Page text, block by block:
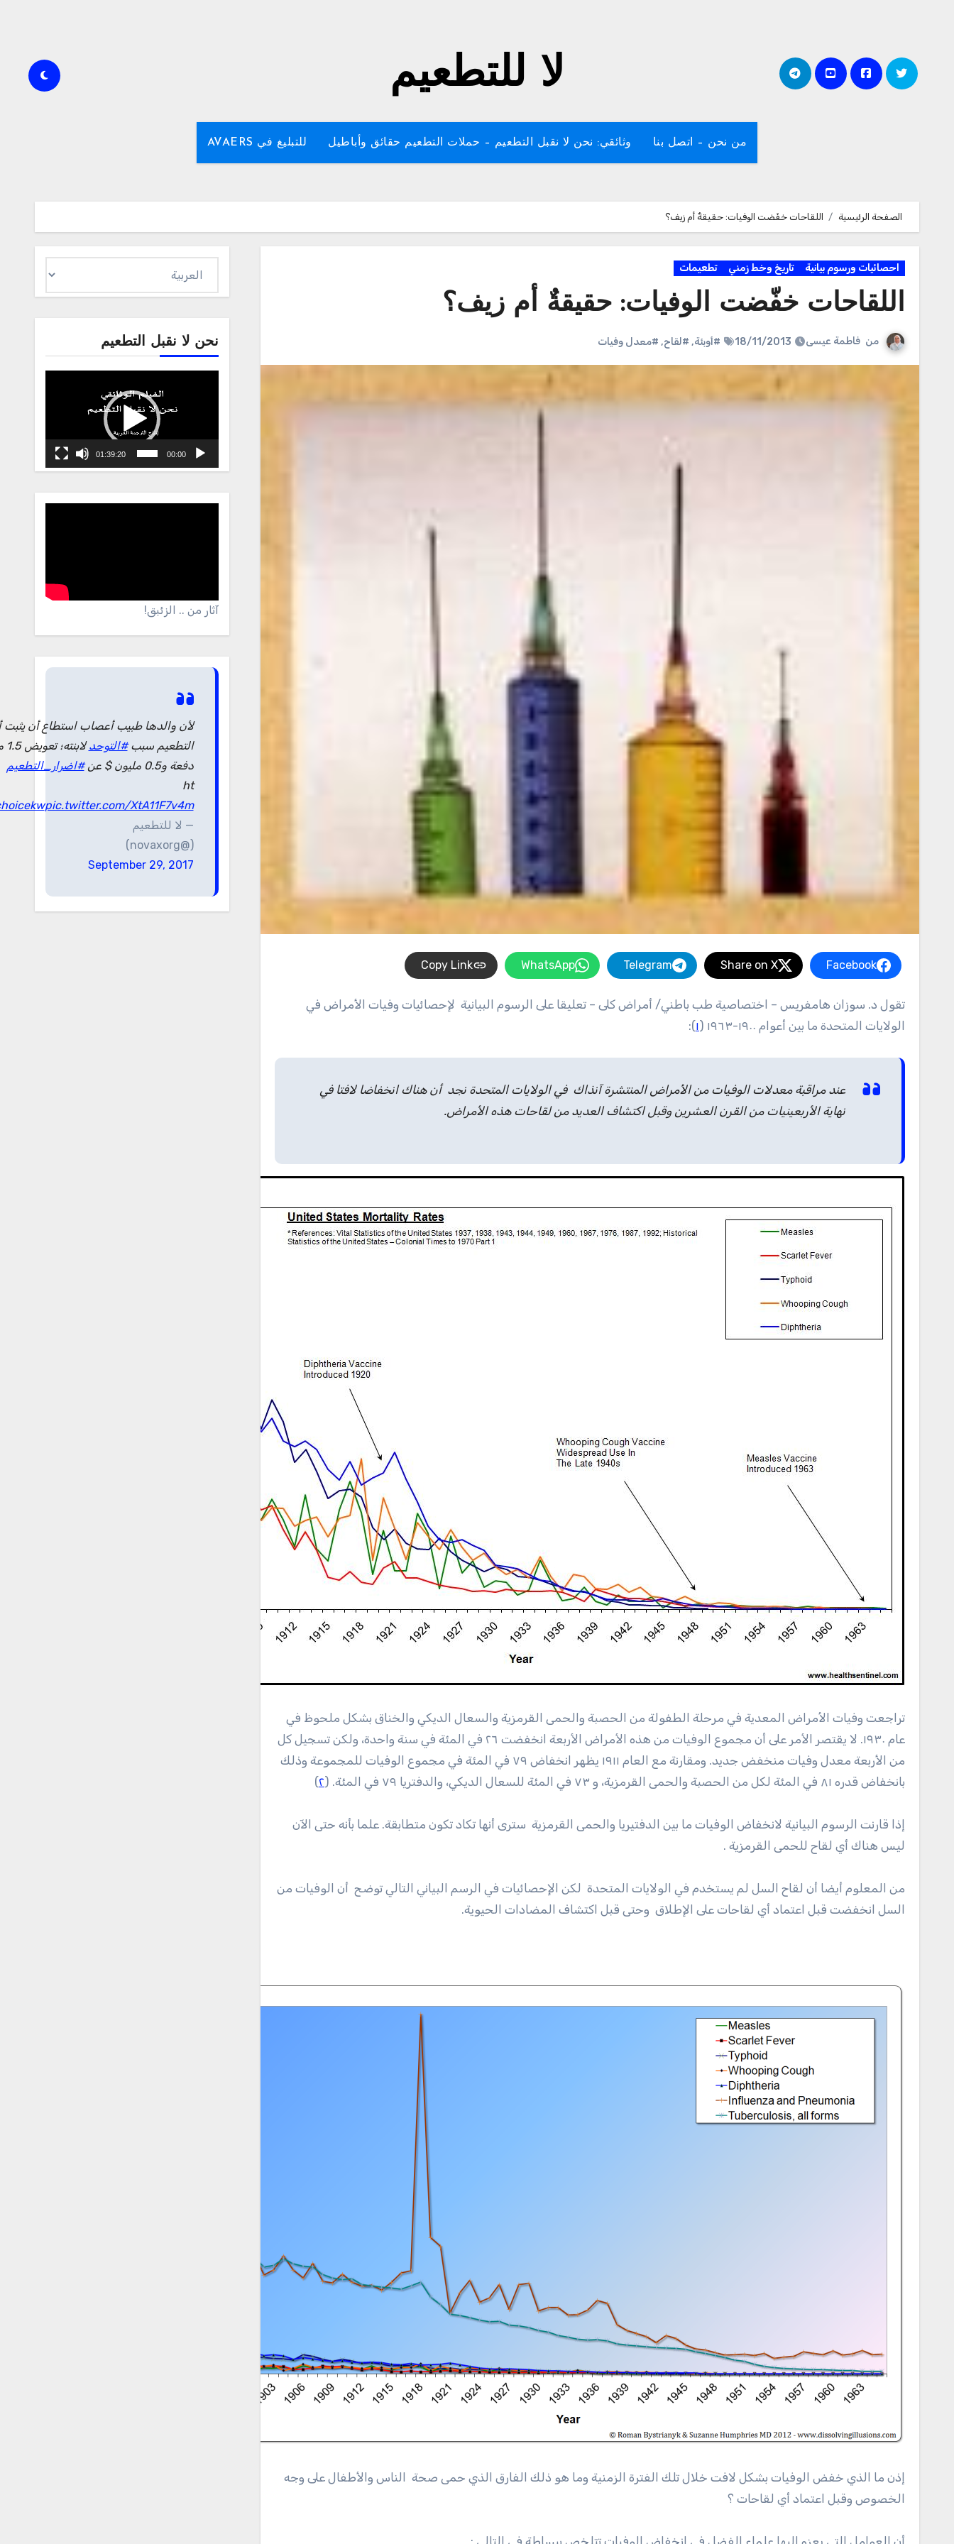
لا للتطعيم
من نحن – اتصل بنا وثائقي: نحن لا نقبل التطعيم – حملات التطعيم حقائق وأباطيل للتبليغ في AVAERS
الصفحة الرئيسية اللقاحات خفّضت الوفيات: حقيقةٌ أم زيف؟
احصائيات ورسوم بيانية تاريخ وخط زمني تطعيمات
اللقاحات خفّضت الوفيات: حقيقةٌ أم زيف؟
من فاطمة عيسى 18/11/2013 #أوبئة, #لقاح, #معدل وفيات
Facebook
Share on X
Telegram
WhatsApp
Copy Link
تقول د. سوزان هامفريس – اختصاصية طب باطني/ أمراض كلى – تعليقا على الرسوم البيانية لإحصائيات وفيات الأمراض في
الولايات المتحدة ما بين أعوام ١٩٠٠-١٩٦٣ (
١):
عند مراقبة معدلات الوفيات من الأمراض المنتشرة آنذاك في الولايات المتحدة نجد أن هناك انخفاضا لافتا في
نهاية الأربعينيات من القرن العشرين وقبل اكتشاف العديد من لقاحات هذه الأمراض.
تراجعت وفيات الأمراض المعدية في مرحلة الطفولة من الحصبة والحمى القرمزية والسعال الديكي والخناق بشكل ملحوظ في
عام ١٩٣٠. لا يقتصر الأمر على أن مجموع الوفيات من هذه الأمراض الأربعة انخفضت ٢٦ في المئة في سنة واحدة، ولكن تسجيل كل
من الأربعة معدل وفيات منخفض جديد. ومقارنة مع العام ١٩١١ يظهر انخفاض ٧٩ في المئة في مجموع الوفيات للمجموعة وذلك
بانخفاض قدره ٨١ في المئة لكل من الحصبة والحمى القرمزية، و ٧٣ في المئة للسعال الديكي، والدفتريا ٧٩ في المئة. (
٢)
إذا قارنت الرسوم البيانية لانخفاض الوفيات ما بين الدفتيريا والحمى القرمزية سترى أنها تكاد تكون متطابقة. علما بأنه حتى الآن
ليس هناك أي لقاح للحمى القرمزية .
من المعلوم أيضا أن لقاح السل لم يستخدم في الولايات المتحدة لكن الإحصائيات في الرسم البياني التالي توضح أن الوفيات من
السل انخفضت قبل اعتماد أي لقاحات على الإطلاق وحتى قبل اكتشاف المضادات الحيوية.
إذن ما الذي خفض الوفيات بشكل لافت خلال تلك الفترة الزمنية وما هو ذلك الفارق الذي حمى صحة الناس والأطفال على وجه
الخصوص وقبل اعتماد أي لقاحات ؟
نحن لا نقبل التطعيم
00:00
01:39:20
آثار من .. الزئبق!
لأن والدها طبيب أعصاب استطاع أن يثبت
التطعيم سبب#التوحد
دفعة و0.5 مليون $ عن
#اضرار_التطعيم
ht
pic.twitter.com/XtA11F7v4m
— لا للتطعيم
(@novaxorg)
September 29, 2017